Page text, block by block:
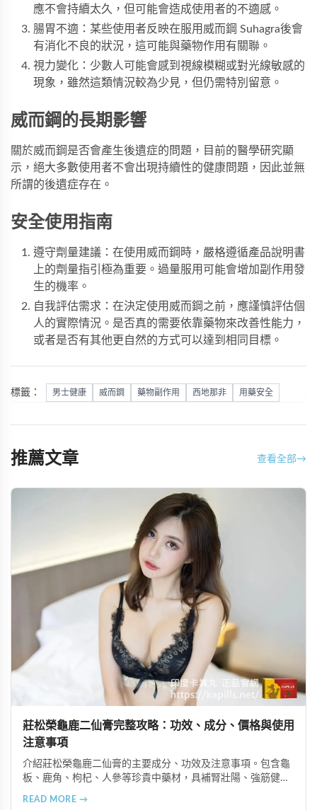
應不會持續太久，但可能會造成使用者的不適感。
腸胃不適：某些使用者反映在服用 威而鋼 Suhagra後會
有消化不良的狀況，這可能與藥物作用有關聯。
視力變化：少數人可能會感到視線模糊或對光線敏感的
現象，雖然這類情況較為少見，但仍需特別留意。
威而鋼的長期影響
關於威而鋼是否會產生後遺症的問題，目前的醫學研究顯
示，絕大多數使用者不會出現持續性的健康問題，因此並無
所謂的後遺症存在。
安全使用指南
遵守劑量建議：在使用威而鋼時，嚴格遵循產品說明書
上的劑量指引極為重要。過量服用可能會增加副作用發
生的機率。
自我評估需求：在決定使用威而鋼之前，應謹慎評估個
人的實際情況。是否真的需要依靠藥物來改善性能力，
或者是否有其他更自然的方式可以達到相同目標。
標籤： 男士健康 威而鋼 藥物副作用 西地那非 用藥安全
推薦文章 查看全部→
莊松榮龜鹿二仙膏完整攻略：功效、成分、價格與使用
注意事項
介紹莊松榮龜鹿二仙膏的主要成分、功效及注意事項。包含龜
板、鹿角、枸杞、人參等珍貴中藥材，具補腎壯陽、強筋健
READ MORE →